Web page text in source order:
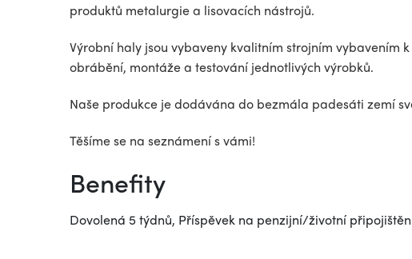
produktů metalurgie a lisovacích nástrojů.
Výrobní haly jsou vybaveny kvalitním strojním vybavením
obrábění, montáže a testování jednotlivých výrobků.
Naše produkce je dodávána do bezmála padesáti zemí
Těšíme se na seznámení s vámi!
Benefity
Dovolená 5 týdnů, Příspěvek na penzijní/životní